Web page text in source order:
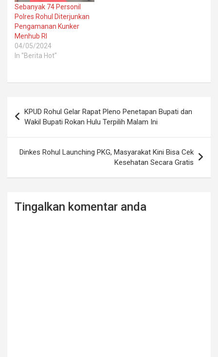
Sebanyak 74 Personil
Polres Rohul Diterjunkan
Pengamanan Kunker
Menhub RI
04/05/2024
In "Berita Hot"
navigation
KPUD Rohul Gelar Rapat Pleno Penetapan Bupati dan
Wakil Bupati Rokan Hulu Terpilih Malam Ini
Dinkes Rohul Launching PKG, Masyarakat Kini Bisa Cek
Kesehatan Secara Gratis
Tingalkan komentar anda